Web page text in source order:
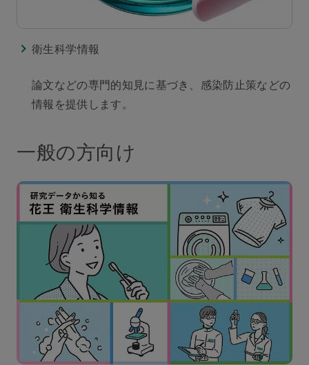
衛生科学情報
論文などの専門的知見に基づき、感染防止策などの
情報を提供します。
一般の方向け